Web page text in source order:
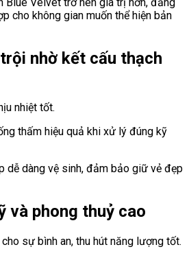
cho không gian muốn thể hiện bản
nhờ kết cấu thạch
nhiệt tốt.
thấm hiệu quả khi xử lý đúng kỹ
dễ dàng vệ sinh, đảm bảo giữ vẻ đẹp
và phong thuỷ cao
sự bình an, thu hút năng lượng tốt.